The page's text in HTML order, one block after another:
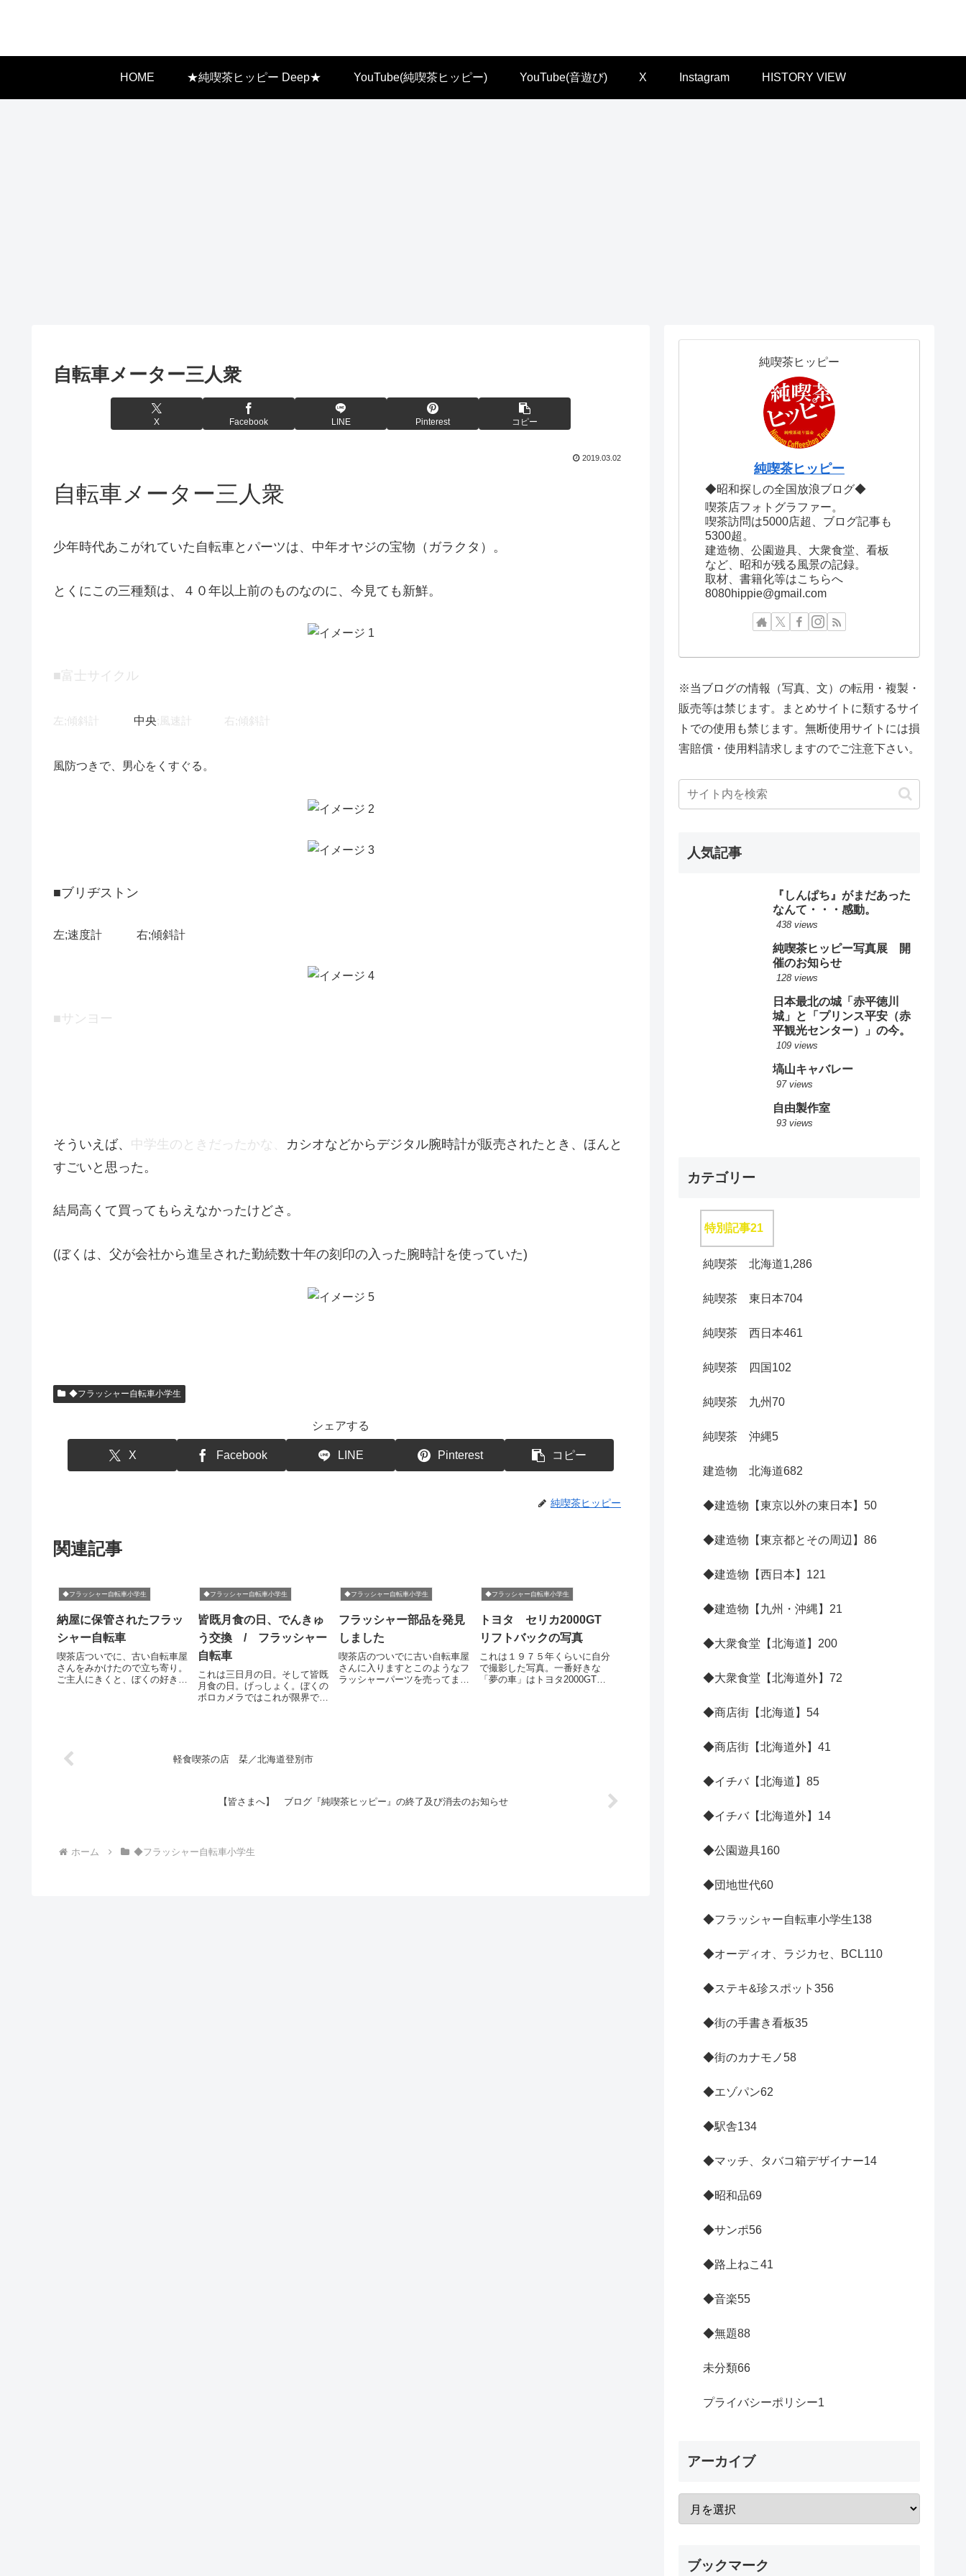
HOME ★純喫茶ヒッピー Deep★ YouTube(純喫茶ヒッピー) YouTube(音遊び) X Instagram HISTORY VIEW
自転車メーター三人衆
X Facebook LINE Pinterest コピー
2019.03.02
自転車メーター三人衆
少年時代あこがれていた自転車とパーツは、中年オヤジの宝物（ガラクタ）。
とくにこの三種類は、４０年以上前のものなのに、今見ても新鮮。
■富士サイクル
左;傾斜計 中央 ;風速計 右;傾斜計
風防つきで、男心をくすぐる。
■ブリヂストン
左;速度計 右;傾斜計
■サンヨー
そういえば、 中学生のときだったかな、 カシオなどからデジタル腕時計が販売されたとき、ほんと
すごいと思った。
結局高くて買ってもらえなかったけどさ。
(ぼくは、父が会社から進呈された勤続数十年の刻印の入った腕時計を使っていた)
◆フラッシャー自転車小学生
シェアする
X Facebook LINE Pinterest コピー
純喫茶ヒッピー
関連記事
◆フラッシャー自転車小学生
納屋に保管されたフラッ
シャー自転車
喫茶店ついでに、古い自転車屋
さんをみかけたので立ち寄り。
ご主人にきくと、ぼくの好きな
◆フラッシャー自転車小学生
皆既月食の日、でんきゅ
う交換 / フラッシャー
自転車
これは三日月の日。そして皆既
月食の日。げっしょく。ぼくの
ボロカメラではこれが限界でし
◆フラッシャー自転車小学生
フラッシャー部品を発見
しました
喫茶店のついでに古い自転車屋
さんに入りますとこのようなフ
ラッシャーパーツを売ってまし
◆フラッシャー自転車小学生
トヨタ セリカ2000GT
リフトバックの写真
これは１９７５年くらいに自分
で撮影した写真。一番好きな
「夢の車」はトヨタ2000GTと
軽食喫茶の店 栞／北海道登別市
【皆さまへ】 ブログ『純喫茶ヒッピー』の終了及び消去のお知らせ
ホーム ◆フラッシャー自転車小学生
純喫茶ヒッピー
純喫茶ヒッピー
◆昭和探しの全国放浪ブログ◆
喫茶店フォトグラファー。
喫茶訪問は5000店超、ブログ記事も
5300超。
建造物、公園遊具、大衆食堂、看板
など、昭和が残る風景の記録。
取材、書籍化等はこちらへ
8080hippie@gmail.com
※当ブログの情報（写真、文）の転用・複製・
販売等は禁じます。まとめサイトに類するサイ
トでの使用も禁じます。無断使用サイトには損
害賠償・使用料請求しますのでご注意下さい。
人気記事
『しんぱち』がまだあった
なんて・・・感動。
438 views
純喫茶ヒッピー写真展 開
催のお知らせ
128 views
日本最北の城「赤平徳川
城」と「プリンス平安（赤
平観光センター）」の今。
109 views
塙山キャバレー
97 views
自由製作室
93 views
カテゴリー
特別記事21
純喫茶 北海道1,286
純喫茶 東日本704
純喫茶 西日本461
純喫茶 四国 102
純喫茶 九州70
純喫茶 沖縄5
建造物 北海道682
◆建造物【東京以外の東日本】 50
◆建造物【東京都とその周辺】 86
◆建造物【西日本】 121
◆建造物【九州・沖縄】 21
◆大衆食堂【北海道】 200
◆大衆食堂【北海道外】 72
◆商店街【北海道】 54
◆商店街【北海道外】 41
◆イチバ【北海道】 85
◆イチバ【北海道外】 14
◆公園遊具160
◆団地世代60
◆フラッシャー自転車小学生138
◆オーディオ、ラジカセ、BCL110
◆ステキ&珍スポット 356
◆街の手書き看板35
◆街のカナモノ58
◆エゾパン62
◆駅舎134
◆マッチ、タバコ箱デザイナー14
◆昭和品69
◆サンポ56
◆路上ねこ 41
◆音楽55
◆無題88
未分類66
プライバシーポリシー1
アーカイブ
ブックマーク